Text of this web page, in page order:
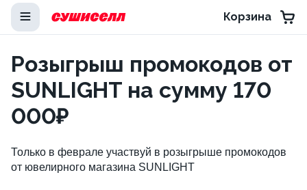
Корзина
Розыгрыш промокодов от
SUNLIGHT на сумму 170
000₽
Только в феврале участвуй в розыгрыше промокодов
от ювелирного магазина SUNLIGHT